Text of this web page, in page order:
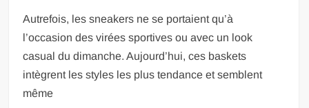
Autrefois, les sneakers ne se portaient qu’à
l’occasion des virées sportives ou avec un look
casual du dimanche. Aujourd’hui, ces baskets
intègrent les styles les plus tendance et semblent
même